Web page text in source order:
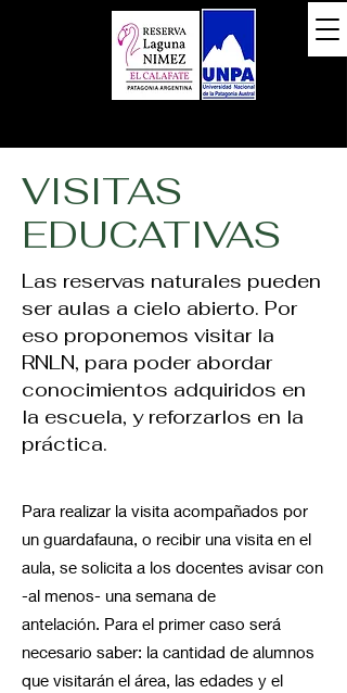
VISITAS
EDUCATIVAS
Las reservas naturales pueden
ser aulas a cielo abierto. Por
eso proponemos visitar la
RNLN, para poder abordar
conocimientos adquiridos en
la escuela, y reforzarlos en la
práctica.
Para realizar la visita acompañados por
un guardafauna, o recibir una visita en el
aula, se solicita a los docentes avisar con
-al menos- una semana de
antelación. Para el primer caso será
necesario saber: la cantidad de alumnos
que visitarán el área, las edades y el